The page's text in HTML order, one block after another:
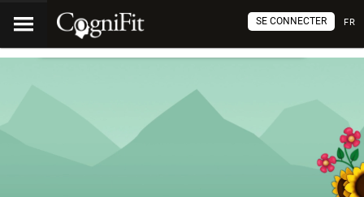
FR
SE CONNECTER